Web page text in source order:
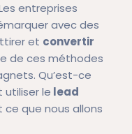
entreprises
avec des
et convertir
de ces méthodes
Qu’est-ce
le lead
que nous allons